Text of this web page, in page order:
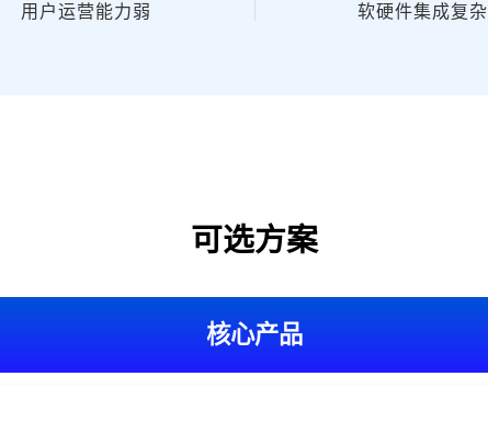
用户运营能力弱 软硬件集成复杂
可选方案
核心产品